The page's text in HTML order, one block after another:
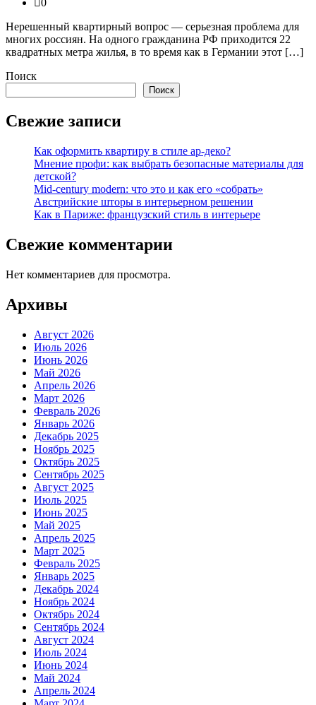
0
Нерешенный квартирный вопрос — серьезная проблема для
многих россиян. На одного гражданина РФ приходится 22
квадратных метра жилья, в то время как в Германии этот […]
Поиск
Поиск
Свежие записи
Как оформить квартиру в стиле ар-деко?
Мнение профи: как выбрать безопасные материалы для
детской?
Mid-century modern: что это и как его «собрать»
Австрийские шторы в интерьерном решении
Как в Париже: французский стиль в интерьере
Свежие комментарии
Нет комментариев для просмотра.
Архивы
Август 2026
Июль 2026
Июнь 2026
Май 2026
Апрель 2026
Март 2026
Февраль 2026
Январь 2026
Декабрь 2025
Ноябрь 2025
Октябрь 2025
Сентябрь 2025
Август 2025
Июль 2025
Июнь 2025
Май 2025
Апрель 2025
Март 2025
Февраль 2025
Январь 2025
Декабрь 2024
Ноябрь 2024
Октябрь 2024
Сентябрь 2024
Август 2024
Июль 2024
Июнь 2024
Май 2024
Апрель 2024